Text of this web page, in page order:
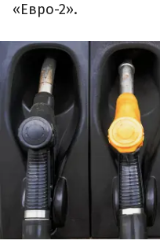
«Евро-2».